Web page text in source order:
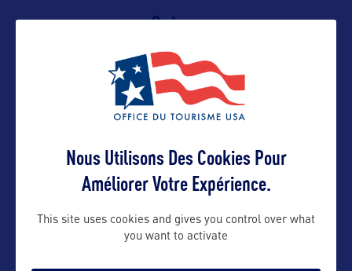
Suivre
VOIR LE SITE
Nous Utilisons Des Cookies Pour
Améliorer Votre Expérience.
This site uses cookies and gives you control over what
you want to activate